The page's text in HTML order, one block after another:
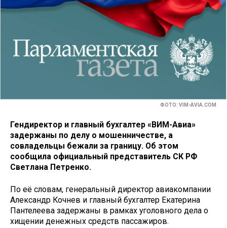
ФОТО: VIM-AVIA.COM
Гендиректор и главный бухгалтер «ВИМ-Авиа»
задержаны по делу о мошенничестве, а
совладельцы бежали за границу. Об этом
сообщила официальный представитель СК РФ
Светлана Петренко.
По её словам, генеральный директор авиакомпании
Александр Кочнев и главный бухгалтер Екатерина
Пантелеева задержаны в рамках уголовного дела о
хищении денежных средств пассажиров.